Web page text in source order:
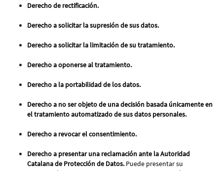
Derecho de rectificación.
Derecho a solicitar la supresión de sus datos.
Derecho a solicitar la limitación de su tratamiento.
Derecho a oponerse al tratamiento.
Derecho a la portabilidad de los datos.
Derecho a no ser objeto de una decisión basada únicamente en
el tratamiento automatizado de sus datos personales.
Derecho a revocar el consentimiento.
Derecho a presentar una reclamación ante la Autoridad
Catalana de Protección de Datos. Puede presentar su